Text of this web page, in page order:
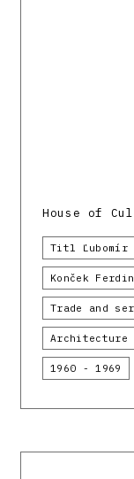
House of
Titl Ľubomír
Konček
Trade and
Architecture
1960 - 1969